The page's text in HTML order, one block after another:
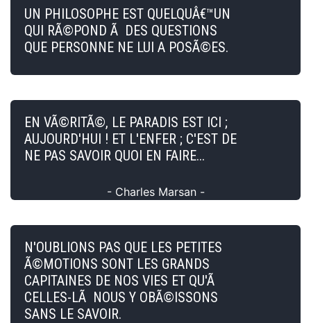
UN PHILOSOPHE EST QUELQUÂ€™UN
QUI RÃ©POND Ã DES QUESTIONS
QUE PERSONNE NE LUI A POSÃ©ES.
EN VÃ©RITÃ©, LE PARADIS EST ICI ;
AUJOURD'HUI ! ET L'ENFER ; C'EST DE
NE PAS SAVOIR QUOI EN FAIRE...
- Charles Marsan -
N'OUBLIONS PAS QUE LES PETITES
Ã©MOTIONS SONT LES GRANDS
CAPITAINES DE NOS VIES ET QU'Ã
CELLES-LÃ NOUS Y OBÃ©ISSONS
SANS LE SAVOIR.